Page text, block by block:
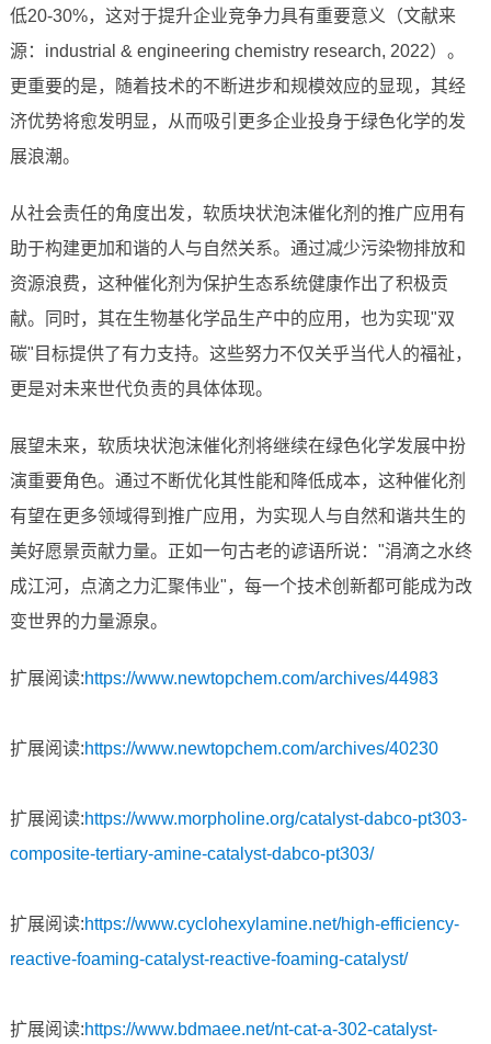
低20-30%，这对于提升企业竞争力具有重要意义（文献来
源：industrial & engineering chemistry research, 2022）。
更重要的是，随着技术的不断进步和规模效应的显现，其经
济优势将愈发明显，从而吸引更多企业投身于绿色化学的发
展浪潮。
从社会责任的角度出发，软质块状泡沫催化剂的推广应用有
助于构建更加和谐的人与自然关系。通过减少污染物排放和
资源浪费，这种催化剂为保护生态系统健康作出了积极贡
献。同时，其在生物基化学品生产中的应用，也为实现"双
碳"目标提供了有力支持。这些努力不仅关乎当代人的福祉，
更是对未来世代负责的具体体现。
展望未来，软质块状泡沫催化剂将继续在绿色化学发展中扮
演重要角色。通过不断优化其性能和降低成本，这种催化剂
有望在更多领域得到推广应用，为实现人与自然和谐共生的
美好愿景贡献力量。正如一句古老的谚语所说："涓滴之水终
成江河，点滴之力汇聚伟业"，每一个技术创新都可能成为改
变世界的力量源泉。
扩展阅读:https://www.newtopchem.com/archives/44983
扩展阅读:https://www.newtopchem.com/archives/40230
扩展阅读:https://www.morpholine.org/catalyst-dabco-pt303-
composite-tertiary-amine-catalyst-dabco-pt303/
扩展阅读:https://www.cyclohexylamine.net/high-efficiency-
reactive-foaming-catalyst-reactive-foaming-catalyst/
扩展阅读:https://www.bdmaee.net/nt-cat-a-302-catalyst-